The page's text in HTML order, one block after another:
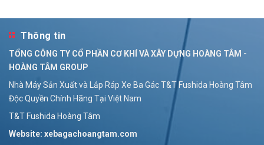
Thông tin
TỔNG CÔNG TY CỔ PHẦN CƠ KHÍ VÀ XÂY DỰNG HOÀNG TÂM -
HOÀNG TÂM GROUP
Nhà Máy Sản Xuất và Lắp Ráp Xe Ba Gác T&T Fushida Hoàng Tâm
Độc Quyền Chính Hãng Tại Việt Nam
T&T Fushida Hoàng Tâm
Website: xebagachoangtam.com